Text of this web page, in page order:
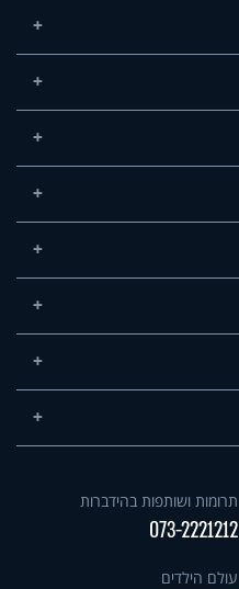
תרומות ושותפות בהידברות
073-2221212
עולם הילדים